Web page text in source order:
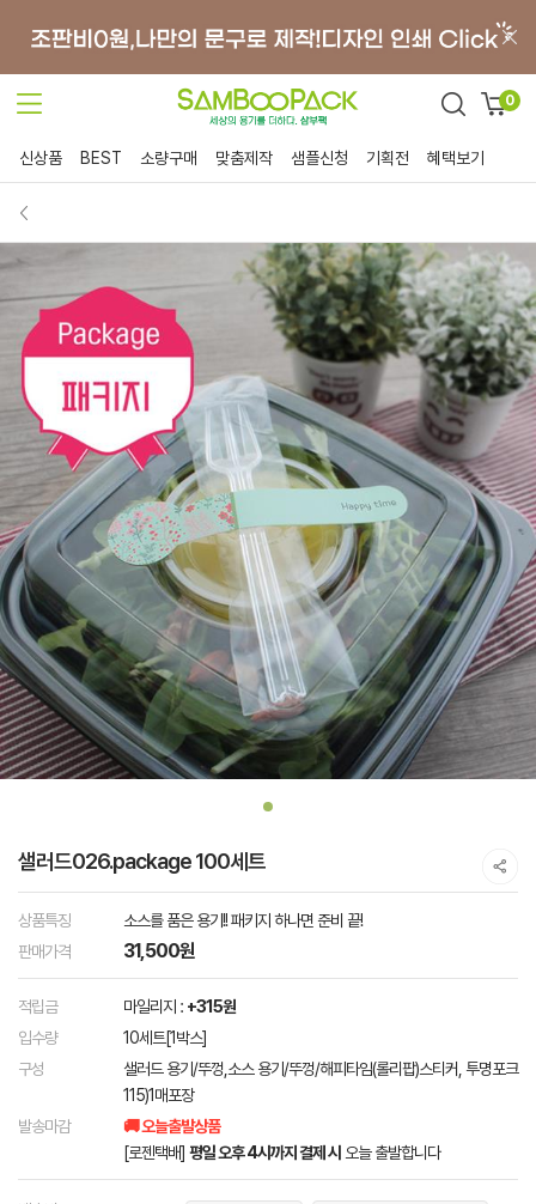
0
신상품 BEST 소량구매 맞춤제작 샘플신청 기획전 혜택보기
샐러드026.package 100세트
상품특징
소스를 품은 용기!! 패키지 하나면 준비 끝!
판매가격
31,500원
적립금 마일리지 : +315원
입수량
10세트[1박스]
구성
샐러드 용기/뚜껑,소스 용기/뚜껑/해피타임(롤리팝)스티커, 투명포크
115)1매포장
발송마감
🚚 오늘출발상품
[로젠택배] 평일 오후 4시까지 결제 시 오늘 출발합니다